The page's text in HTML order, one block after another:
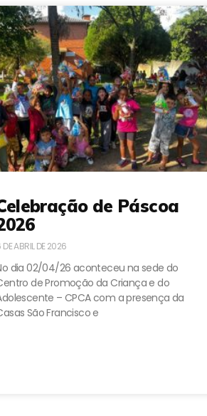
de Páscoa
DE ABRIL DE 2026
dia 02/04/26 aconteceu na sede do
de Promoção da Criança e do
– CPCA com a presença da
São Francisco e